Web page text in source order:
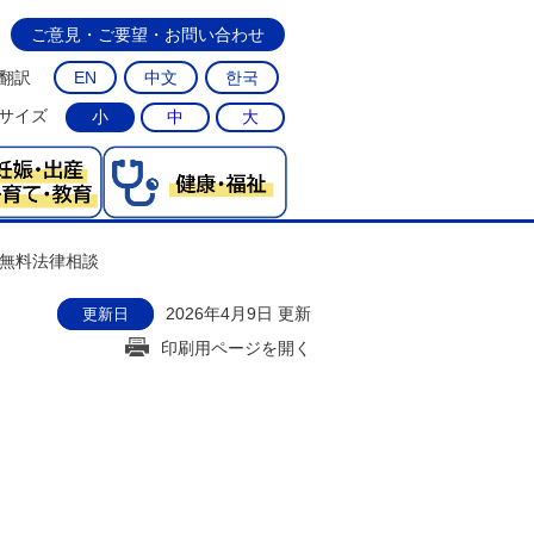
ご意見・ご要望・お問い合わせ
訳 EN 中文
한국
イズ
小 中 大
料法律相談
更新日
2026年4月9日 更新
印刷用ページを開く